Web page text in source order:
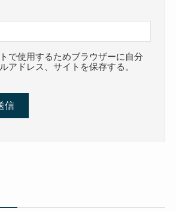
で使用するためブラウザーに自分
アドレス、サイトを保存する。